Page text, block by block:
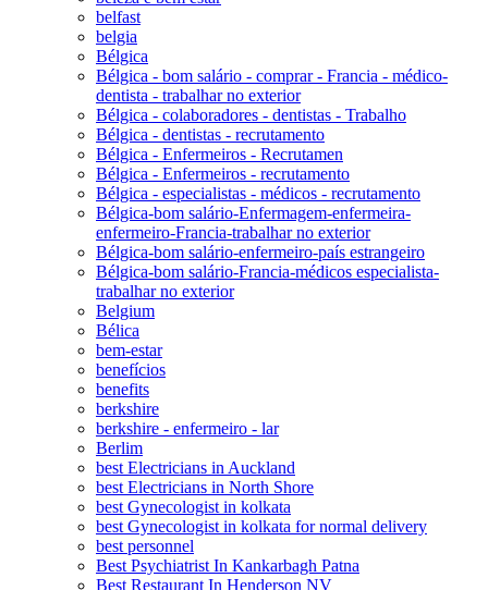
belfast
belgia
Bélgica
Bélgica - bom salário - comprar - Francia - médico-
dentista - trabalhar no exterior
Bélgica - colaboradores - dentistas - Trabalho
Bélgica - dentistas - recrutamento
Bélgica - Enfermeiros - Recrutamen
Bélgica - Enfermeiros - recrutamento
Bélgica - especialistas - médicos - recrutamento
Bélgica-bom salário-Enfermagem-enfermeira-
enfermeiro-Francia-trabalhar no exterior
Bélgica-bom salário-enfermeiro-país estrangeiro
Bélgica-bom salário-Francia-médicos especialista-
trabalhar no exterior
Belgium
Bélica
bem-estar
benefícios
benefits
berkshire
berkshire - enfermeiro - lar
Berlim
best Electricians in Auckland
best Electricians in North Shore
best Gynecologist in kolkata
best Gynecologist in kolkata for normal delivery
best personnel
Best Psychiatrist In Kankarbagh Patna
Best Restaurant In Henderson NV